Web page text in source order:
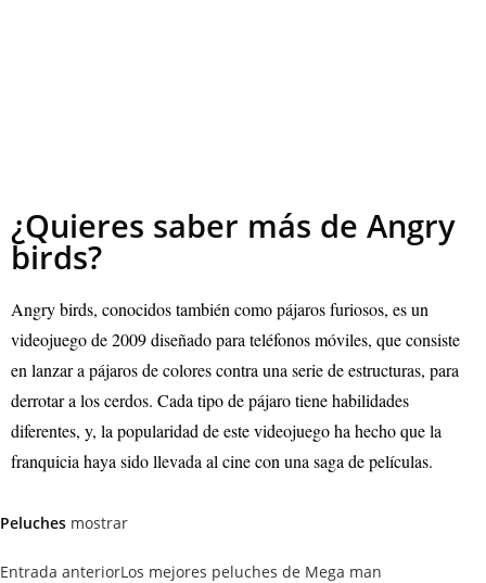
¿Quieres saber más de Angry
birds?
Angry birds, conocidos también como pájaros furiosos, es un
videojuego de 2009 diseñado para teléfonos móviles, que consiste
en lanzar a pájaros de colores contra una serie de estructuras, para
derrotar a los cerdos. Cada tipo de pájaro tiene habilidades
diferentes, y, la popularidad de este videojuego ha hecho que la
franquicia haya sido llevada al cine con una saga de películas.
Peluches mostrar
Entrada anteriorLos mejores peluches de Mega man